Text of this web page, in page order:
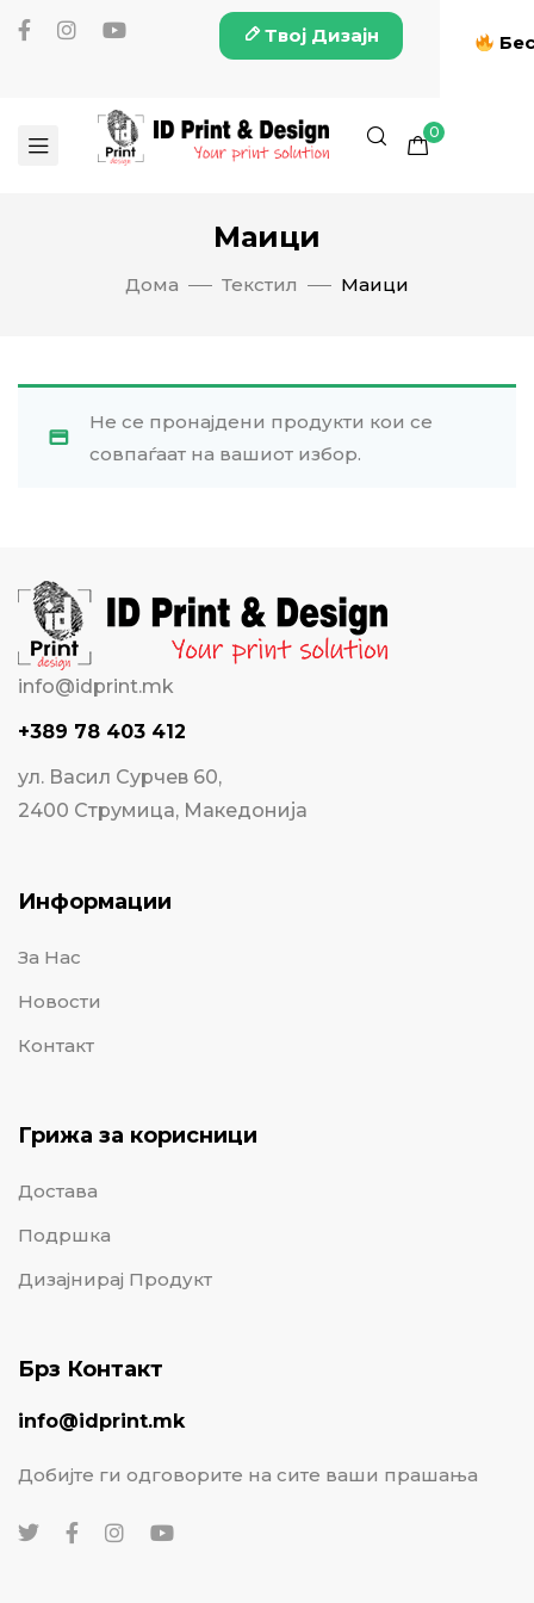
Твој Дизајн
0
Маици
Дома Текстил Маици
Не се пронајдени продукти кои се
совпаѓаат на вашиот избор.
info@idprint.mk
+389 78 403 412
ул. Васил Сурчев 60,
2400 Струмица, Македонија
Информации
За Нас
Новости
Контакт
Грижа за корисници
Достава
Подршка
Дизајнирај Продукт
Брз Контакт
info@idprint.mk
Добијте ги одговорите на сите ваши прашања